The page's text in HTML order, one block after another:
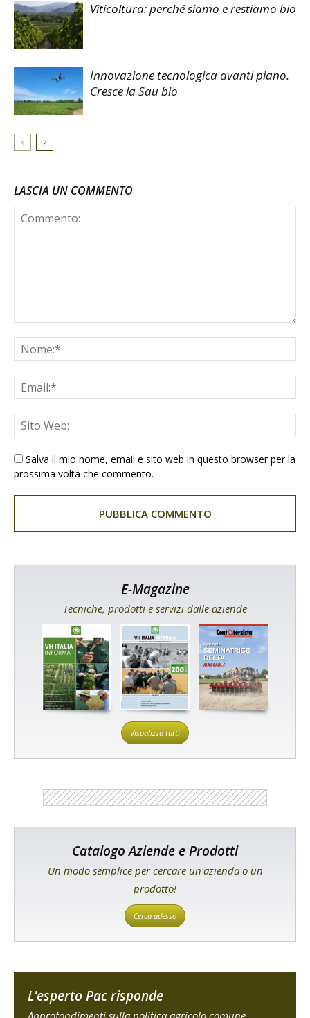
Viticoltura: perché siamo e restiamo bio
Innovazione tecnologica avanti piano.
Cresce la Sau bio
LASCIA UN COMMENTO
Salva il mio nome, email e sito web in questo browser per la
prossima volta che commento.
E-Magazine
Tecniche, prodotti e servizi dalle aziende
Visualizza tutti
Catalogo Aziende e Prodotti
Un modo semplice per cercare un'azienda o un
prodotto!
Cerca adesso
L'esperto Pac risponde